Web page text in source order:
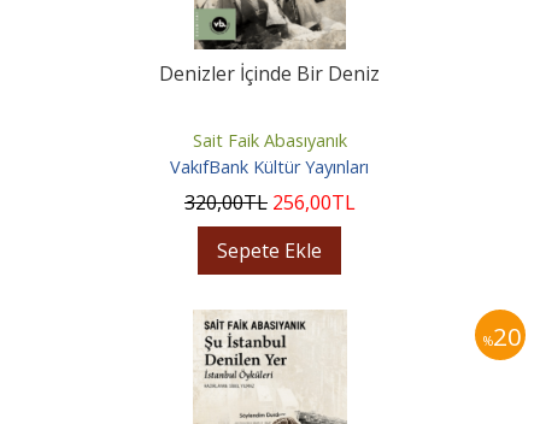
Denizler İçinde Bir Deniz
Sait Faik Abasıyanık
VakıfBank Kültür Yayınları
320,00TL 256,00TL
Sepete Ekle
%20